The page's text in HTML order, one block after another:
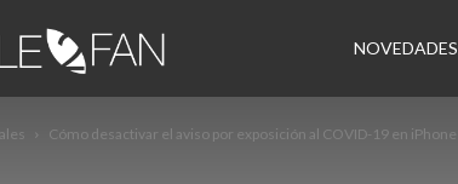
NOVEDADES
Cómo desactivar el aviso por exposición al COVID-19 en iPhone